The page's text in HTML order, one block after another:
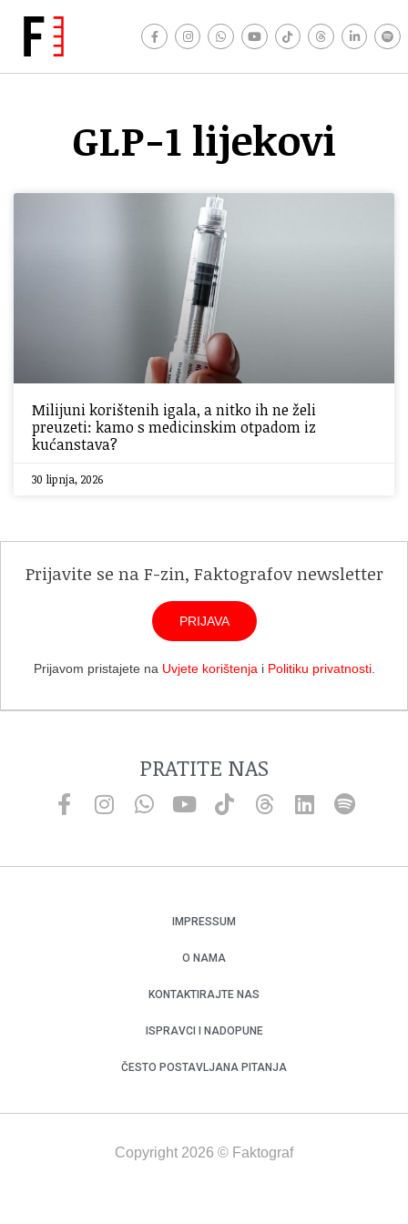
GLP-1 lijekovi
Milijuni korištenih igala, a nitko ih ne želi
preuzeti: kamo s medicinskim otpadom iz
kućanstava?
30 lipnja, 2026
Prijavite se na F-zin, Faktografov newsletter
PRIJAVA
Prijavom pristajete na Uvjete korištenja i Politiku privatnosti.
PRATITE NAS
IMPRESSUM
O NAMA
KONTAKTIRAJTE NAS
ISPRAVCI I NADOPUNE
ČESTO POSTAVLJANA PITANJA
Copyright 2026 © Faktograf